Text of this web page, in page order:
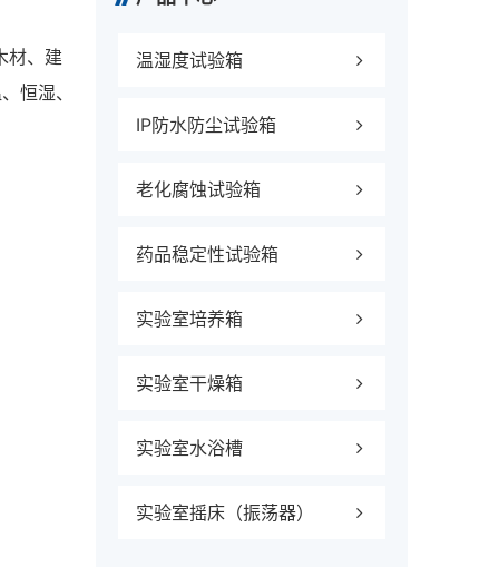
温湿度试验箱
IP防水防尘试验箱
老化腐蚀试验箱
药品稳定性试验箱
实验室培养箱
实验室干燥箱
实验室水浴槽
实验室摇床（振荡器）
材、建
恒湿、